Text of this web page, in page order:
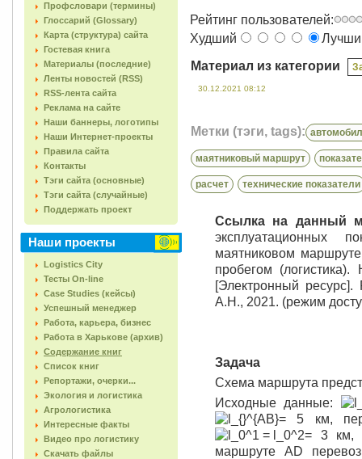
Профсловари (термины)
Глоссарий (Glossary)
Карта (структура) сайта
Гостевая книга
Материалы (последние)
Ленты новостей (RSS)
RSS-лента сайта
Реклама на сайте
Наши баннеры, логотипы
Наши Интернет-проекты
Правила сайта
Контакты
Тэги сайта (основные)
Тэги сайта (случайные)
Поддержать проект
Наши проекты
Logistics City
Тесты On-line
Case Studies (кейсы)
Успешный менеджер
Работа, карьера, бизнес
Работа в Харькове (архив)
Содержание книг
Список книг
Репортажи, очерки...
Экология и логистика
Агрологистика
Интересные факты
Видео про логистику
Скачать файлы
Рейтинг пользователей:
Худший
Материал из категории
30.12.2021 08:12
Метки (тэги, tags):
маятниковый маршрут
расчет технические показатели
Ссылка на данный
эксплуатационных
маятниковом
пробегом
[Электронный ресурс].
А.Н., 2021. (режим
Задача
Схема маршрута
Исходные данные:
= 5 км,
= 3 км,
маршруте AD